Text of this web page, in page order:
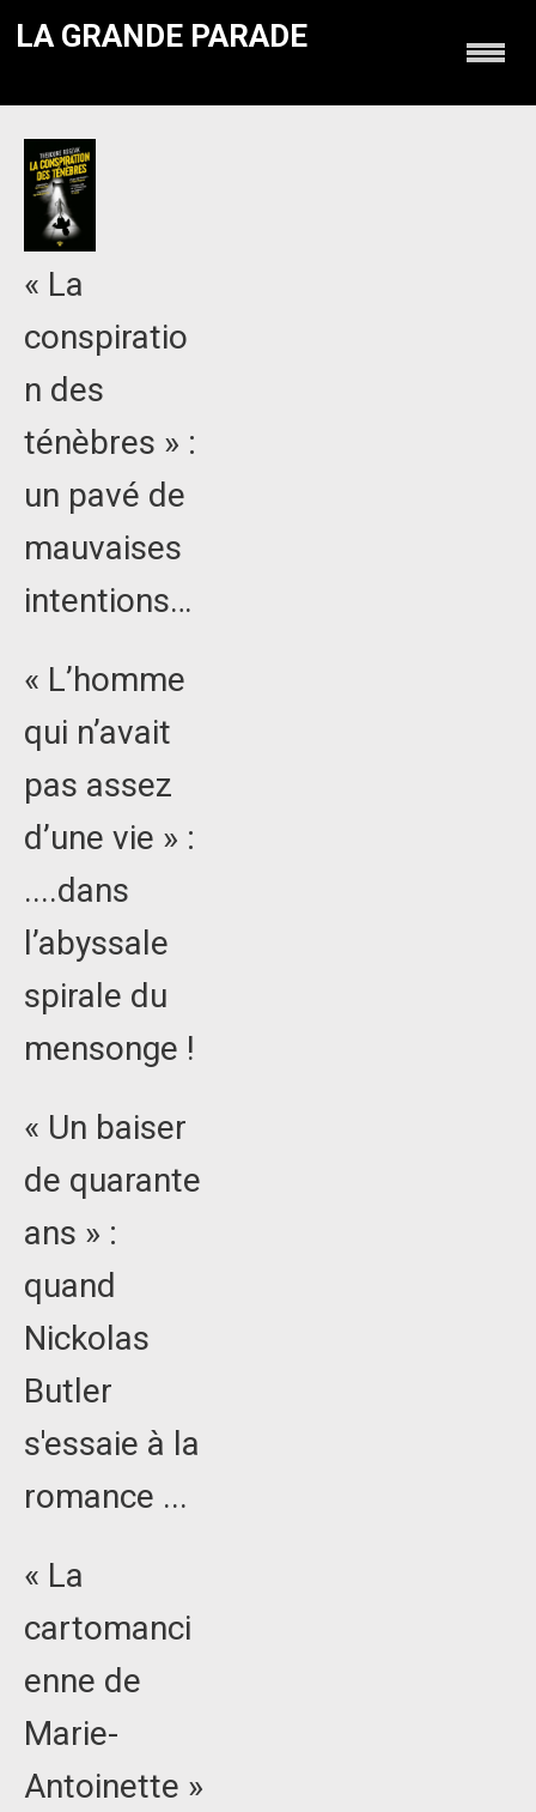
LA GRANDE PARADE
« La
conspiratio
n des
ténèbres » :
un pavé de
mauvaises
intentions…
« L’homme
qui n’avait
pas assez
d’une vie » :
....dans
l’abyssale
spirale du
mensonge !
« Un baiser
de quarante
ans » :
quand
Nickolas
Butler
s'essaie à la
romance ...
« La
cartomanci
enne de
Marie-
Antoinette »